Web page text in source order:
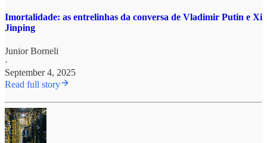
Imortalidade: as entrelinhas da conversa de Vladimir Putin e Xi
Jinping
Junior Borneli
·
September 4, 2025
Read full story